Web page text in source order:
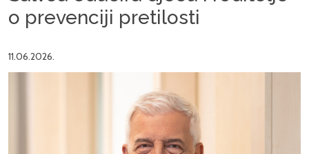
o prevenciji pretilosti
11.06.2026.